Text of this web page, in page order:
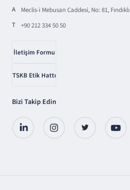
A
Meclis-i Mebusan Caddesi, No: 81,
T
+90 212 334 50 50
İletişim Formu
TSKB Etik Hattı
Bizi Takip Edin